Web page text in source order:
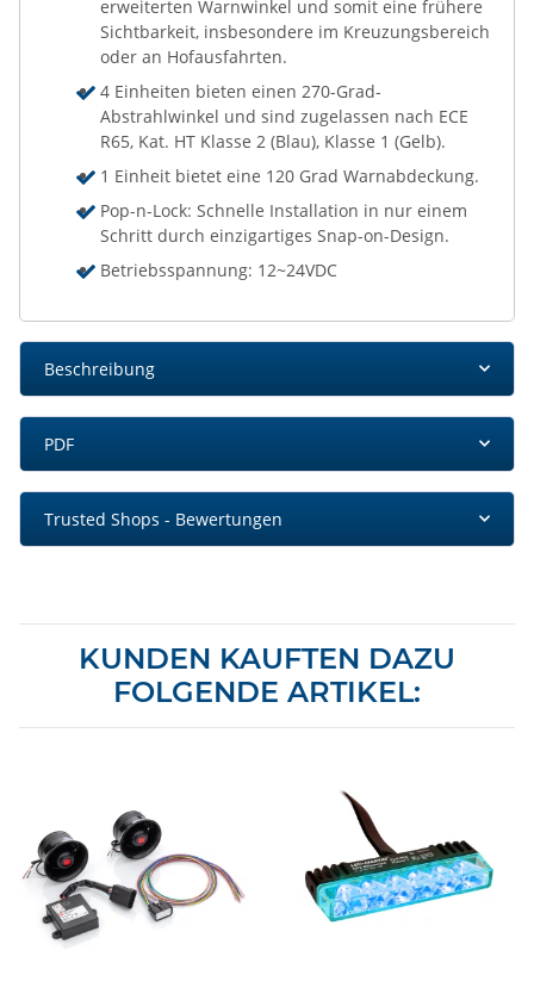
erweiterten Warnwinkel und somit eine frühere
Sichtbarkeit, insbesondere im Kreuzungsbereich
oder an Hofausfahrten.
4 Einheiten bieten einen 270-Grad-
Abstrahlwinkel und sind zugelassen nach ECE
R65, Kat. HT Klasse 2 (Blau), Klasse 1 (Gelb).
1 Einheit bietet eine 120 Grad Warnabdeckung.
Pop-n-Lock: Schnelle Installation in nur einem
Schritt durch einzigartiges Snap-on-Design.
Betriebsspannung: 12~24VDC
Beschreibung
PDF
Trusted Shops - Bewertungen
KUNDEN KAUFTEN DAZU
FOLGENDE ARTIKEL: